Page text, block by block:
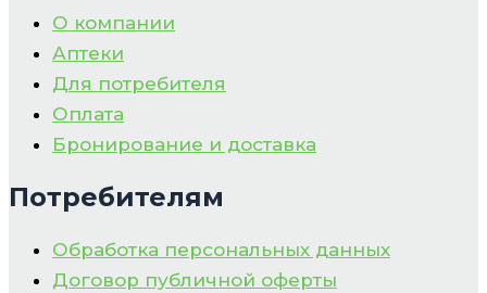
О компании
Аптеки
Для потребителя
Оплата
Бронирование и доставка
Потребителям
Обработка персональных данных
Договор публичной оферты